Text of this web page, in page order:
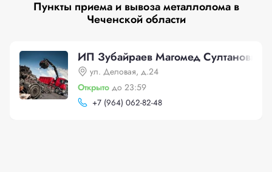
Пункты приема и вывоза металлолома в
Чеченской области
ИП Зубайраев Магомед Султанович
ул. Деловая, д.24
Открыто до 23:59
+7 (964) 062-82-48